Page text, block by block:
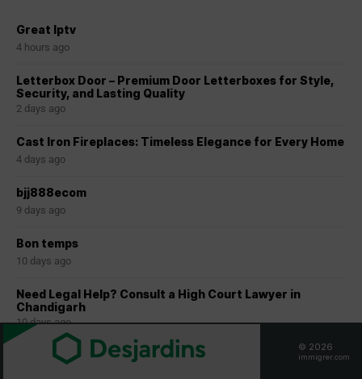
Great Iptv
4 hours ago
Letterbox Door – Premium Door Letterboxes for Style,
Security, and Lasting Quality
2 days ago
Cast Iron Fireplaces: Timeless Elegance for Every Home
4 days ago
bjj888ecom
9 days ago
Bon temps
10 days ago
Need Legal Help? Consult a High Court Lawyer in
Chandigarh
10 days ago
Séjour hors Québec avec RP obtenue via PEQ : risques et
conséquences ?
© 2026
immigrer.com